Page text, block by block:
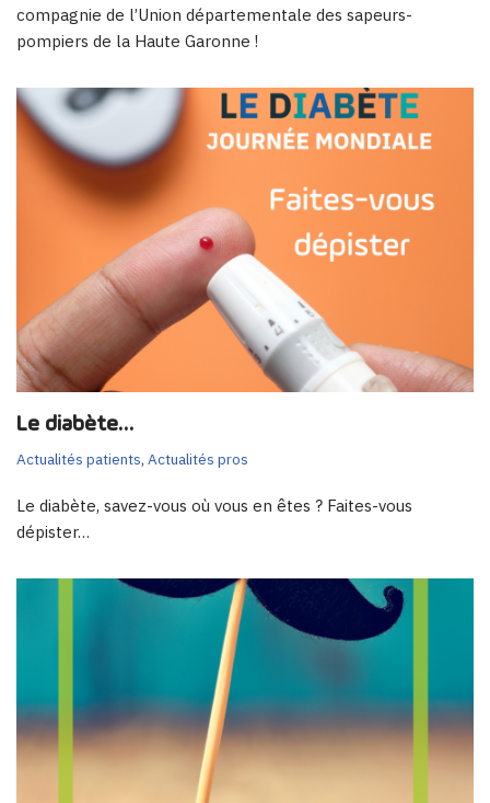
compagnie de l’Union départementale des sapeurs-
pompiers de la Haute Garonne !
Le diabète…
Actualités patients, Actualités pros
Le diabète, savez-vous où vous en êtes ? Faites-vous
dépister…